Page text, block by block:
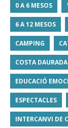
0 A 6 MESOS
6 A 12 MESOS
CAMPING
COSTA DAURADA
EDUCACIÓ
ESPECTACLES
INTERCANVI DE